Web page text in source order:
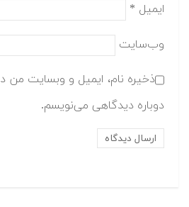
ایمیل *
وب‌سایت
ذخیره نام، ایمیل و وبسایت من
دوباره دیدگاهی می‌نویسم.